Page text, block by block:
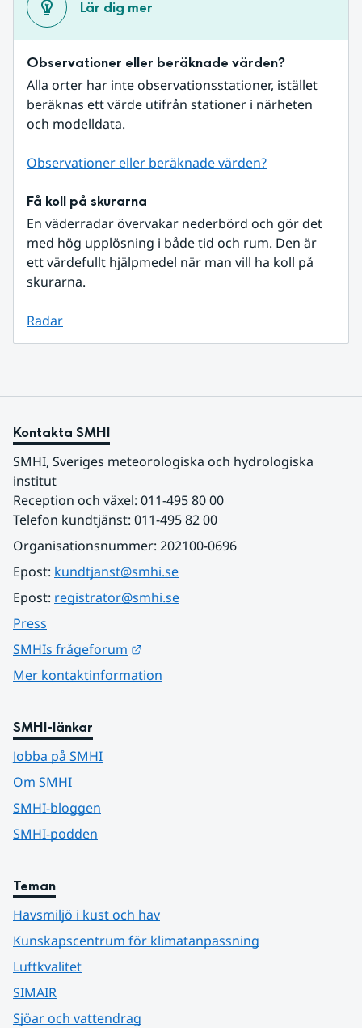
Lär dig mer
Observationer eller beräknade värden?
Alla orter har inte observationsstationer, istället
beräknas ett värde utifrån stationer i närheten
och modelldata.
Observationer eller beräknade värden?
Få koll på skurarna
En väderradar övervakar nederbörd och gör det
med hög upplösning i både tid och rum. Den är
ett värdefullt hjälpmedel när man vill ha koll på
skurarna.
Radar
Kontakta SMHI
SMHI, Sveriges meteorologiska och hydrologiska
institut
Reception och växel: 011-495 80 00
Telefon kundtjänst: 011-495 82 00
Organisationsnummer: 202100-0696
Epost: kundtjanst@smhi.se
Epost: registrator@smhi.se
Press
SMHIs frågeforum
Mer kontaktinformation
SMHI-länkar
Jobba på SMHI
Om SMHI
SMHI-bloggen
SMHI-podden
Teman
Havsmiljö i kust och hav
Kunskapscentrum för klimatanpassning
Luftkvalitet
SIMAIR
Sjöar och vattendrag